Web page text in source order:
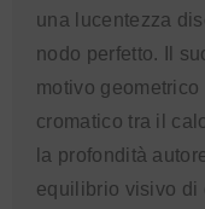
una lucentezza
nodo perfetto. Il
motivo
cromatico tra il
la profondità
equilibrio visivo di